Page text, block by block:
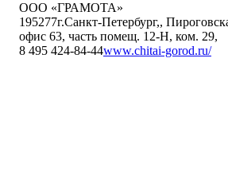
ООО «ГРАМОТА»
195277г.Санкт-Петербург,,
офис 63, часть помещ. 12-Н, ком. 29,
8 495 424-84-44www.chitai-gorod.ru/